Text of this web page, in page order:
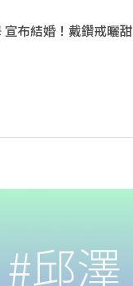
布結婚！戴鑽戒曬甜
邱澤